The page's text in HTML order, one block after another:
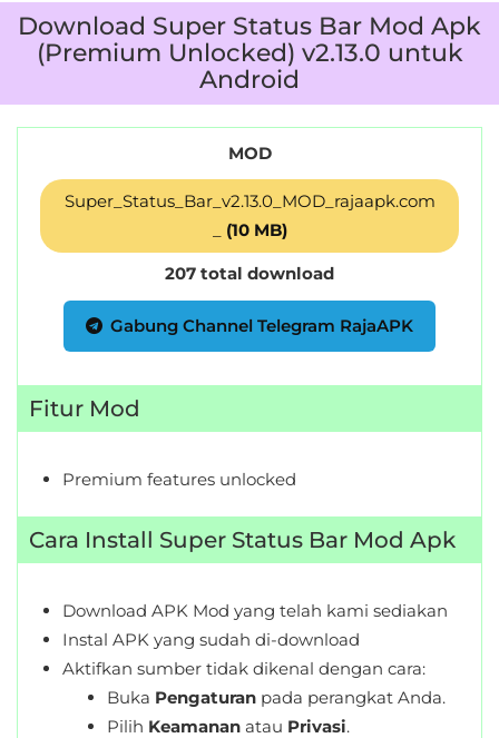
Download Super Status Bar Mod Apk
(Premium Unlocked) v2.13.0 untuk
Android
MOD
Super_Status_Bar_v2.13.0_MOD_rajaapk.com
(10 MB)
207 total download
Gabung Channel Telegram RajaAPK
Fitur Mod
Premium features unlocked
Cara Install Super Status Bar Mod Apk
Download APK Mod yang telah kami sediakan
Instal APK yang sudah di-download
Aktifkan sumber tidak dikenal dengan cara:
Buka Pengaturan pada perangkat Anda.
Pilih Keamanan atau Privasi.